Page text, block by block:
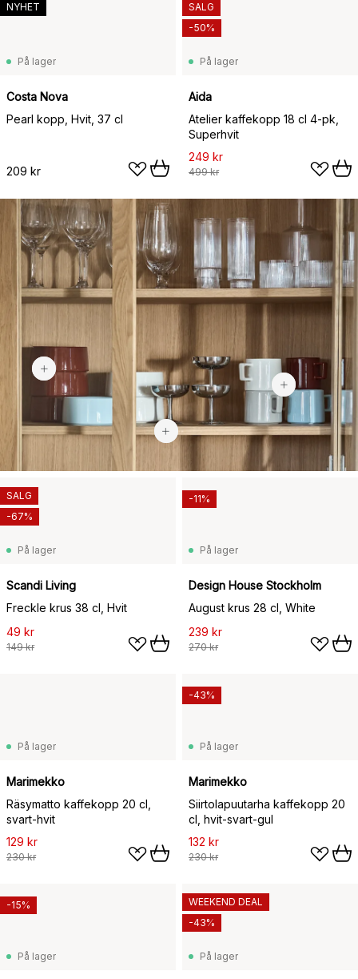
På lager
Costa Nova
Pearl kopp, Hvit, 37 cl
209 kr
NYHET
På lager
Aida
Atelier kaffekopp 18 cl 4-pk,
Superhvit
249 kr
499 kr
SALG
-50%
185 kr
På lager
Scandi Living
Freckle krus 38 cl, Hvit
49 kr
149 kr
SALG
-67%
På lager
Design House Stockholm
August krus 28 cl, White
239 kr
270 kr
-11%
På lager
Marimekko
Räsymatto kaffekopp 20 cl,
svart-hvit
129 kr
230 kr
På lager
Marimekko
Siirtolapuutarha kaffekopp 20
cl, hvit-svart-gul
132 kr
230 kr
-43%
På lager
-15%
På lager
WEEKEND DEAL
-43%